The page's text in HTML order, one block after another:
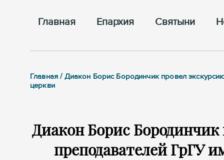
Главная Епархия Cвятыни
Главная / Диакон Борис Бородинчик провел
церкви
Диакон Борис Бородинчик
преподавателей ГрГУ